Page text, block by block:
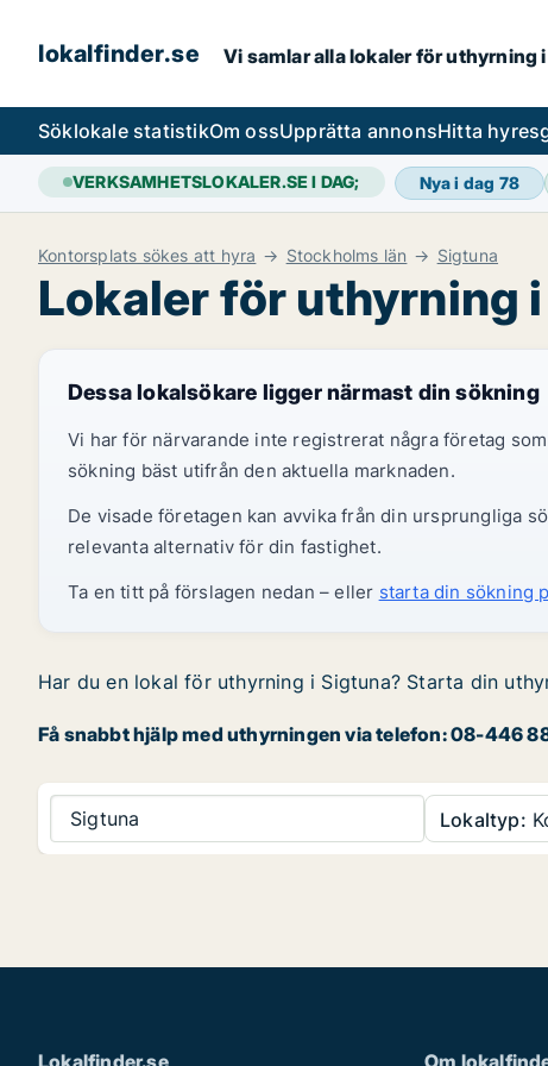
lokalfinder.se Vi samlar alla lokaler för uthyrning
Söklokale statistikOm ossUpprätta annonsHitta
VERKSAMHETSLOKALER.SE I DAG; Nya i dag 78
Kontorsplats sökes att hyra Stockholms län Sigtuna
Lokaler för uthyrning
Dessa lokalsökare ligger närmast din sökning
Vi har för närvarande inte registrerat några företag
sökning bäst utifrån den aktuella marknaden.
De visade företagen kan avvika från din ursprungliga
relevanta alternativ för din fastighet.
Ta en titt på förslagen nedan – eller starta din sökning
Har du en lokal för uthyrning i Sigtuna? Starta din
Få snabbt hjälp med uthyrningen via telefon: 08-446
Sigtuna Lokaltyp:
Lokalfinder.se Om